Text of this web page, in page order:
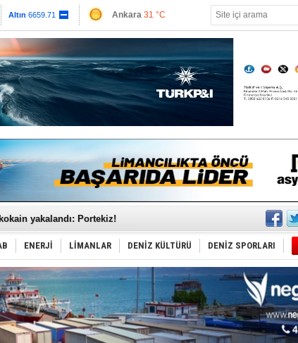
Altın 6659.71
Euro55.1258
Ankara 31 °C
Antalya33 °C
Muğla 33 °C
Çanakkale 30 °C
uğrayan Türk gemisi, Samsun'a getirildi!
yakalandı: Portekiz!
2 yeni gemi katıldı
gemisini vurdu!
güvenlik krizi, navluna vuruyor!
bozdu, oteller fiyat kırdı
tankerlerinde lider bayrak konumunda
gemisinden süperyata dönüştürüldü
Alsancak Limanı’ndan memnun
gemicilik faaliyetlerine kısıtlama!
başlıyor
ENERJİ LİMANLAR DENİZ KÜLTÜRÜ DENİZ SPORLARI